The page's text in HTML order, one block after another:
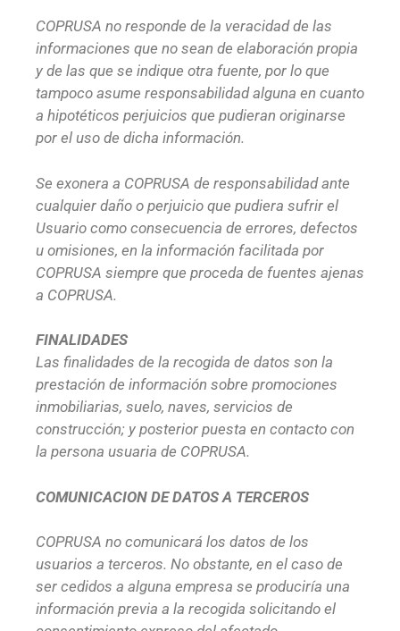
COPRUSA no responde de la veracidad de las
informaciones que no sean de elaboración propia
y de las que se indique otra fuente, por lo que
tampoco asume responsabilidad alguna en cuanto
a hipotéticos perjuicios que pudieran originarse
por el uso de dicha información.
Se exonera a COPRUSA de responsabilidad ante
cualquier daño o perjuicio que pudiera sufrir el
Usuario como consecuencia de errores, defectos
u omisiones, en la información facilitada por
COPRUSA siempre que proceda de fuentes ajenas
a COPRUSA.
FINALIDADES
Las finalidades de la recogida de datos son la
prestación de información sobre promociones
inmobiliarias, suelo, naves, servicios de
construcción; y posterior puesta en contacto con
la persona usuaria de COPRUSA.
COMUNICACION DE DATOS A TERCEROS
COPRUSA no comunicará los datos de los
usuarios a terceros. No obstante, en el caso de
ser cedidos a alguna empresa se produciría una
información previa a la recogida solicitando el